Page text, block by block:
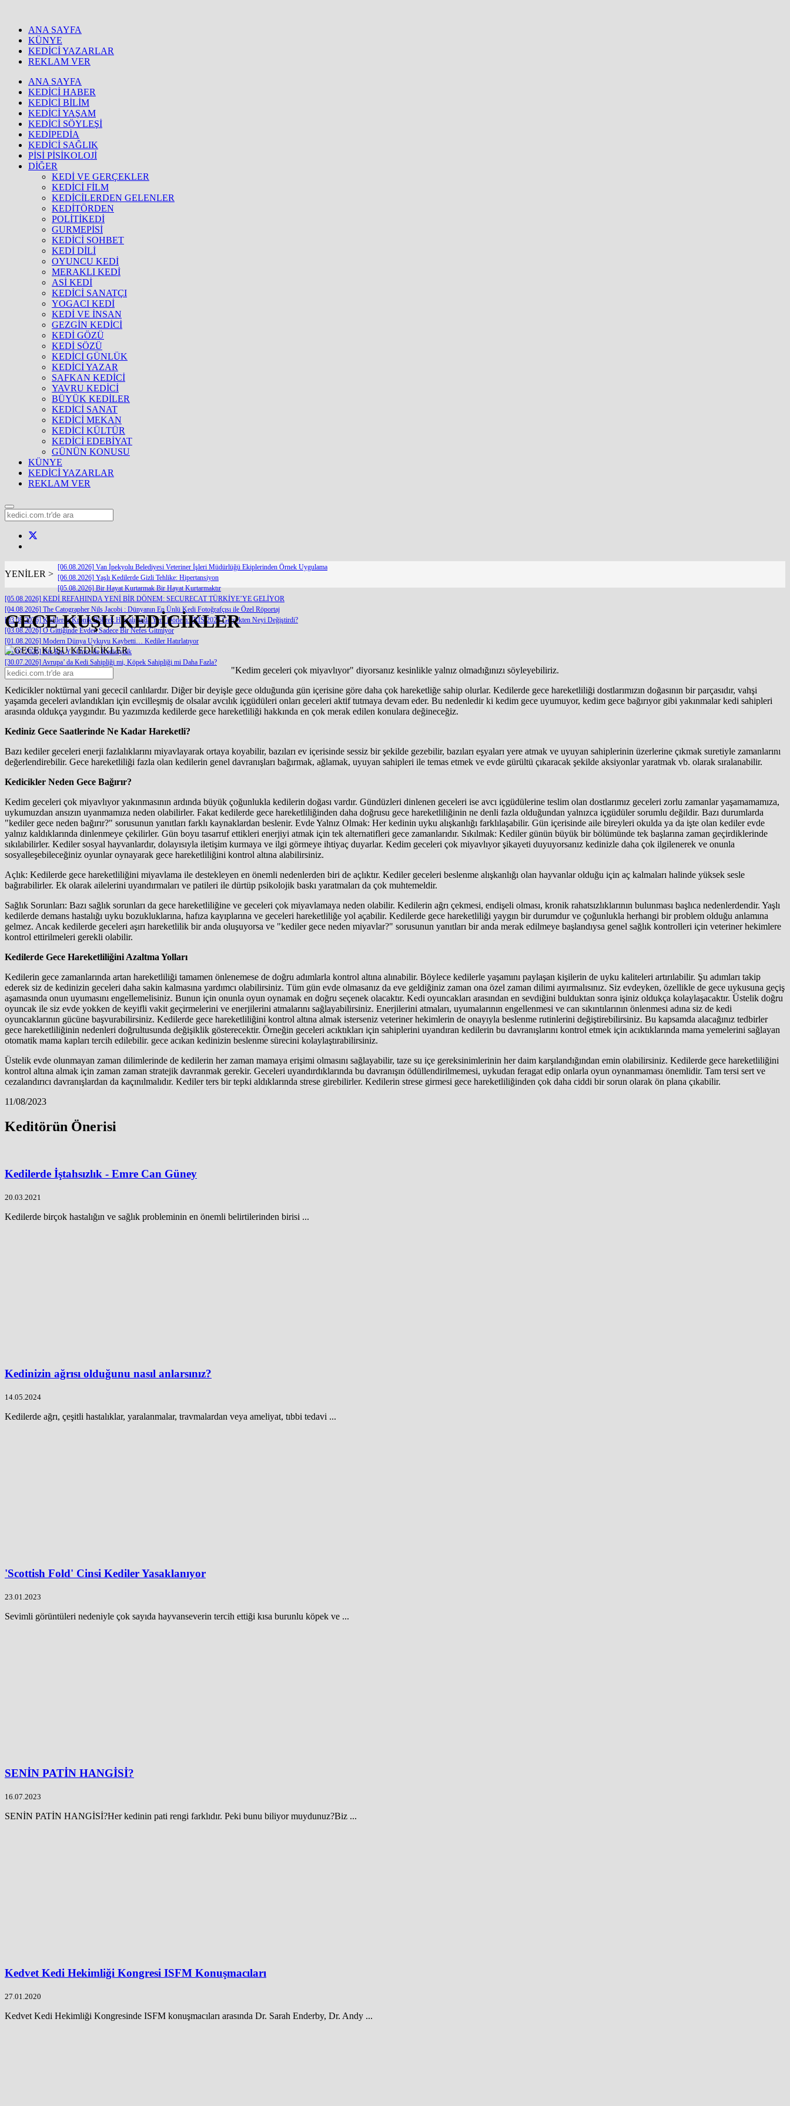
ANA SAYFA
KÜNYE
KEDİCİ YAZARLAR
REKLAM VER
ANA SAYFA
KEDİCİ HABER
KEDİCİ BİLİM
KEDİCİ YAŞAM
KEDİCİ SÖYLEŞİ
KEDİPEDİA
KEDİCİ SAĞLIK
PİSİ PİSİKOLOJİ
DİĞER
KEDİ VE GERÇEKLER
KEDİCİ FİLM
KEDİCİLERDEN GELENLER
KEDİTÖRDEN
POLİTİKEDİ
GURMEPİSİ
KEDİCİ SOHBET
KEDİ DİLİ
OYUNCU KEDİ
MERAKLI KEDİ
ASİ KEDİ
KEDİCİ SANATÇI
YOGACI KEDİ
KEDİ VE İNSAN
GEZGİN KEDİCİ
KEDİ GÖZÜ
KEDİ SÖZÜ
KEDİCİ GÜNLÜK
KEDİCİ YAZAR
SAFKAN KEDİCİ
YAVRU KEDİCİ
BÜYÜK KEDİLER
KEDİCİ SANAT
KEDİCİ MEKAN
KEDİCİ KÜLTÜR
KEDİCİ EDEBİYAT
GÜNÜN KONUSU
KÜNYE
KEDİCİ YAZARLAR
REKLAM VER
YENİLER >
[06.08.2026] Van İpekyolu Belediyesi Veteriner İşleri Müdürlüğü Ekiplerinden Örnek Uygulama
[06.08.2026] Yaşlı Kedilerde Gizli Tehlike: Hipertansiyon
[05.08.2026] Bir Hayat Kurtarmak Bir Hayat Kurtarmaktır
[05.08.2026] KEDİ REFAHINDA YENİ BİR DÖNEM: SECURECAT TÜRKİYE’YE GELİYOR
[04.08.2026] The Catographer Nils Jacobi : Dünyanın En Ünlü Kedi Fotoğrafçısı ile Özel Röportaj
[03.08.2026] Kedilerde Kronik Böbrek Hastalığında Yeni Dönem: IRIS 2026 Gerçekten Neyi Değiştirdi?
[03.08.2026] O Gittiğinde Evden Sadece Bir Nefes Gitmiyor
[01.08.2026] Modern Dünya Uykuyu Kaybetti… Kediler Hatırlatıyor
[31.07.2026] Biz Bin Yıl Önce de Kediciydik
[30.07.2026] Avrupa’ da Kedi Sahipliği mi, Köpek Sahipliği mi Daha Fazla?
GECE KUŞU KEDİCİKLER
"Kedim geceleri çok miyavlıyor" diyorsanız kesinlikle yalnız olmadığınızı söyleyebiliriz.
Kedicikler noktürnal yani gececil canlılardır. Diğer bir deyişle gece olduğunda gün içerisine göre daha çok hareketliğe sahip olurlar. Kedilerde gece hareketliliği dostlarımızın doğasının bir parçasıdır, vahşi
yaşamda geceleri avlandıkları için evcilleşmiş de olsalar avcılık içgüdüleri onları geceleri aktif tutmaya devam eder. Bu nedenledir ki kedim gece uyumuyor, kedim gece bağırıyor gibi yakınmalar kedi sahipleri
arasında oldukça yaygındır. Bu yazımızda kedilerde gece hareketliliği hakkında en çok merak edilen konulara değineceğiz.
Kediniz Gece Saatlerinde Ne Kadar Hareketli?
Bazı kediler geceleri enerji fazlalıklarını miyavlayarak ortaya koyabilir, bazıları ev içerisinde sessiz bir şekilde gezebilir, bazıları eşyaları yere atmak ve uyuyan sahiplerinin üzerlerine çıkmak suretiyle zamanlarını
değerlendirebilir. Gece hareketliliği fazla olan kedilerin genel davranışları bağırmak, ağlamak, uyuyan sahipleri ile temas etmek ve evde gürültü çıkaracak şekilde aksiyonlar yaratmak vb. olarak sıralanabilir.
Kedicikler Neden Gece Bağırır?
Kedim geceleri çok miyavlıyor yakınmasının ardında büyük çoğunlukla kedilerin doğası vardır. Gündüzleri dinlenen geceleri ise avcı içgüdülerine teslim olan dostlarımız geceleri zorlu zamanlar yaşamamamıza,
uykumuzdan ansızın uyanmamıza neden olabilirler. Fakat kedilerde gece hareketliliğinden daha doğrusu gece hareketliliğinin ne denli fazla olduğundan yalnızca içgüdüler sorumlu değildir. Bazı durumlarda
"kediler gece neden bağırır?" sorusunun yanıtları farklı kaynaklardan beslenir. Evde Yalnız Olmak: Her kedinin uyku alışkanlığı farklılaşabilir. Gün içerisinde aile bireyleri okulda ya da işte olan kediler evde
yalnız kaldıklarında dinlenmeye çekilirler. Gün boyu tasarruf ettikleri enerjiyi atmak için tek alternatifleri gece zamanlarıdır. Sıkılmak: Kediler günün büyük bir bölümünde tek başlarına zaman geçirdiklerinde
sıkılabilirler. Kediler sosyal hayvanlardır, dolayısıyla iletişim kurmaya ve ilgi görmeye ihtiyaç duyarlar. Kedim geceleri çok miyavlıyor şikayeti duyuyorsanız kedinizle daha çok ilgilenerek ve onunla
sosyalleşebileceğiniz oyunlar oynayarak gece hareketliliğini kontrol altına alabilirsiniz.
Açlık: Kedilerde gece hareketliliğini miyavlama ile destekleyen en önemli nedenlerden biri de açlıktır. Kediler geceleri beslenme alışkanlığı olan hayvanlar olduğu için aç kalmaları halinde yüksek sesle
bağırabilirler. Ek olarak ailelerini uyandırmaları ve patileri ile dürtüp psikolojik baskı yaratmaları da çok muhtemeldir.
Sağlık Sorunları: Bazı sağlık sorunları da gece hareketliliğine ve geceleri çok miyavlamaya neden olabilir. Kedilerin ağrı çekmesi, endişeli olması, kronik rahatsızlıklarının bulunması başlıca nedenlerdendir. Yaşlı
kedilerde demans hastalığı uyku bozukluklarına, hafıza kayıplarına ve geceleri hareketliliğe yol açabilir. Kedilerde gece hareketliliği yaygın bir durumdur ve çoğunlukla herhangi bir problem olduğu anlamına
gelmez. Ancak kedilerde geceleri aşırı hareketlilik bir anda oluşuyorsa ve "kediler gece neden miyavlar?" sorusunun yanıtları bir anda merak edilmeye başlandıysa genel sağlık kontrolleri için veteriner hekimlere
kontrol ettirilmeleri gerekli olabilir.
Kedilerde Gece Hareketliliğini Azaltma Yolları
Kedilerin gece zamanlarında artan hareketliliği tamamen önlenemese de doğru adımlarla kontrol altına alınabilir. Böylece kedilerle yaşamını paylaşan kişilerin de uyku kaliteleri artırılabilir. Şu adımları takip
ederek siz de kedinizin geceleri daha sakin kalmasına yardımcı olabilirsiniz. Tüm gün evde olmasanız da eve geldiğiniz zaman ona özel zaman dilimi ayırmalısınız. Siz evdeyken, özellikle de gece uykusuna geçiş
aşamasında onun uyumasını engellemelisiniz. Bunun için onunla oyun oynamak en doğru seçenek olacaktır. Kedi oyuncakları arasından en sevdiğini bulduktan sonra işiniz oldukça kolaylaşacaktır. Üstelik doğru
oyuncak ile siz evde yokken de keyifli vakit geçirmelerini ve enerjilerini atmalarını sağlayabilirsiniz. Enerjilerini atmaları, uyumalarının engellenmesi ve can sıkıntılarının önlenmesi adına siz de kedi
oyuncaklarının gücüne başvurabilirsiniz. Kedilerde gece hareketliliğini kontrol altına almak isterseniz veteriner hekimlerin de onayıyla beslenme rutinlerini değiştirebilirsiniz. Bu kapsamda alacağınız tedbirler
gece hareketliliğinin nedenleri doğrultusunda değişiklik gösterecektir. Örneğin geceleri acıktıkları için sahiplerini uyandıran kedilerin bu davranışlarını kontrol etmek için acıktıklarında mama yemelerini sağlayan
otomatik mama kapları tercih edilebilir. gece acıkan kedinizin beslenme sürecini kolaylaştırabilirsiniz.
Üstelik evde olunmayan zaman dilimlerinde de kedilerin her zaman mamaya erişimi olmasını sağlayabilir, taze su içe gereksinimlerinin her daim karşılandığından emin olabilirsiniz. Kedilerde gece hareketliliğini
kontrol altına almak için zaman zaman stratejik davranmak gerekir. Geceleri uyandırdıklarında bu davranışın ödüllendirilmemesi, uykudan feragat edip onlarla oyun oynanmaması önemlidir. Tam tersi sert ve
cezalandırıcı davranışlardan da kaçınılmalıdır. Kediler ters bir tepki aldıklarında strese girebilirler. Kedilerin strese girmesi gece hareketliliğinden çok daha ciddi bir sorun olarak ön plana çıkabilir.
11/08/2023
Keditörün Önerisi
Kedilerde İştahsızlık - Emre Can Güney
20.03.2021
Kedilerde birçok hastalığın ve sağlık probleminin en önemli belirtilerinden birisi ...
Kedinizin ağrısı olduğunu nasıl anlarsınız?
14.05.2024
Kedilerde ağrı, çeşitli hastalıklar, yaralanmalar, travmalardan veya ameliyat, tıbbi tedavi ...
'Scottish Fold' Cinsi Kediler Yasaklanıyor
23.01.2023
Sevimli görüntüleri nedeniyle çok sayıda hayvanseverin tercih ettiği kısa burunlu köpek ve ...
SENİN PATİN HANGİSİ?
16.07.2023
SENİN PATİN HANGİSİ?Her kedinin pati rengi farklıdır. Peki bunu biliyor muydunuz?Biz ...
Kedvet Kedi Hekimliği Kongresi ISFM Konuşmacıları
27.01.2020
Kedvet Kedi Hekimliği Kongresinde ISFM konuşmacıları arasında Dr. Sarah Enderby, Dr. Andy ...